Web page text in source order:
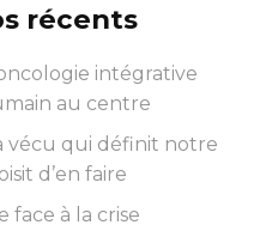
récents
intégrative
au centre
vécu qui définit notre
d’en faire
face à la crise